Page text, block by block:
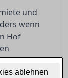
ablehnen
und
wenn
Hof